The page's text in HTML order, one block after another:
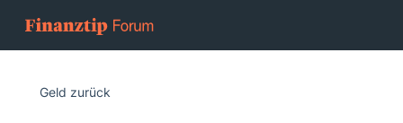
Geld zurück